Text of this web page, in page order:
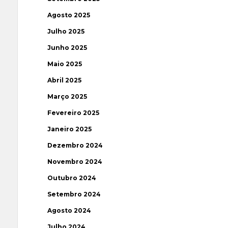
Agosto 2025
Julho 2025
Junho 2025
Maio 2025
Abril 2025
Março 2025
Fevereiro 2025
Janeiro 2025
Dezembro 2024
Novembro 2024
Outubro 2024
Setembro 2024
Agosto 2024